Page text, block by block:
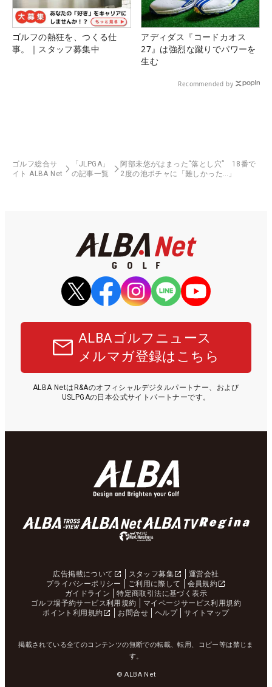
ゴルフの熱狂を、つくる仕
事。｜スタッフ募集中
アディダス『コードカオス
27』は強烈な蹴りでパワーを
生む
Recommended by
ゴルフ総合サ
イト ALBA Net
「JLPGA」
の記事一覧
阿部未悠がはまった“落とし穴” 18番で
2度の池ポチャに「難しかった…」
ALBAゴルフニュース
メルマガ登録はこちら
ALBA NetはR&Aのオフィシャルデジタルパートナー、および
USLPGAの日本公式サイトパートナーです。
広告掲載について スタッフ募集
運営会社
プライバシーポリシー
ご利用に際して
会員規約
ガイドライン
特定商取引法に基づく表示
ゴルフ場予約サービス利用規約
マイページサービス利用規約
ポイント利用規約
お問合せ ヘルプ サイトマップ
掲載されている全てのコンテンツの無断での転載、転用、コピー等は禁じま
す。
© ALBA Net